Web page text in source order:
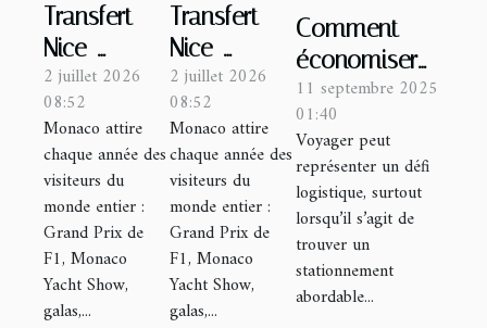
Transfert
Nice-
Monaco :
réservez
une
limousine
Mercedes
Benz avec
VIP Only !
2 juillet 2026
08:52
Monaco attire
chaque année des
visiteurs du
monde entier :
Grand Prix de
F1, Monaco
Yacht Show,
galas,...
Transfert
Nice-
Monaco :
réservez
une
limousine
Mercedes
Benz avec
VIP Only !
2 juillet 2026
08:52
Monaco attire
chaque année des
visiteurs du
monde entier :
Grand Prix de
F1, Monaco
Yacht Show,
galas,...
Comment
économiser
sur le
stationnement
lors de vos
voyages ?
11 septembre 2025
01:40
Voyager peut
représenter un défi
logistique, surtout
lorsqu’il s’agit de
trouver un
stationnement
abordable...